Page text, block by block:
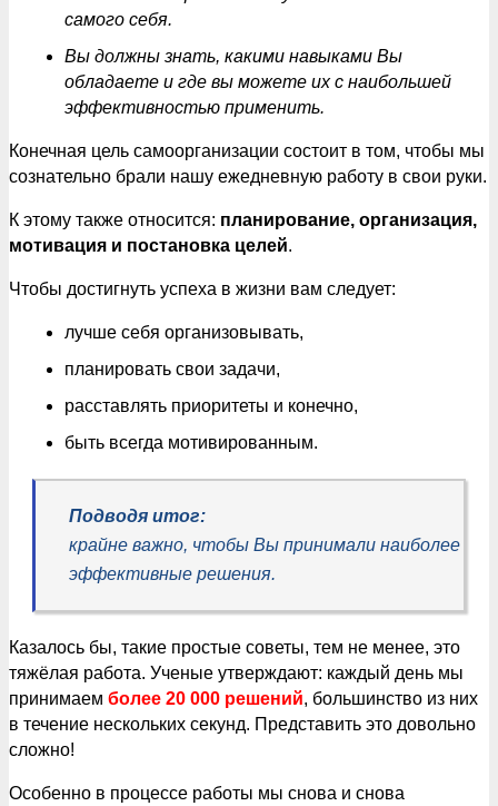
самого себя.
Вы должны знать, какими навыками Вы
обладаете и где вы можете их с наибольшей
эффективностью применить.
Конечная цель самоорганизации состоит в том, чтобы мы
сознательно брали нашу ежедневную работу в свои руки.
К этому также относится: планирование, организация,
мотивация и постановка целей.
Чтобы достигнуть успеха в жизни вам следует:
лучше себя организовывать,
планировать свои задачи,
расставлять приоритеты и конечно,
быть всегда мотивированным.
Подводя итог:
крайне важно, чтобы Вы принимали наиболее
эффективные решения.
Казалось бы, такие простые советы, тем не менее, это
тяжёлая работа. Ученые утверждают: каждый день мы
принимаем более 20 000 решений, большинство из них
в течение нескольких секунд. Представить это довольно
сложно!
Особенно в процессе работы мы снова и снова